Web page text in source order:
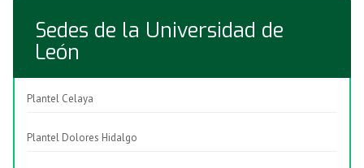
Sedes de la Universidad de
León
Plantel Celaya
Plantel Dolores Hidalgo